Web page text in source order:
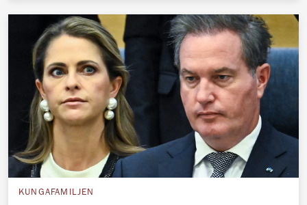
KUNGAFAMILJEN